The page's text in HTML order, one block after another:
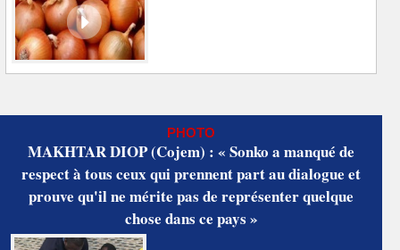
PHOTO
MAKHTAR DIOP (Cojem) : « Sonko a manqué de
respect à tous ceux qui prennent part au dialogue et
prouve qu'il ne mérite pas de représenter quelque
chose dans ce pays »